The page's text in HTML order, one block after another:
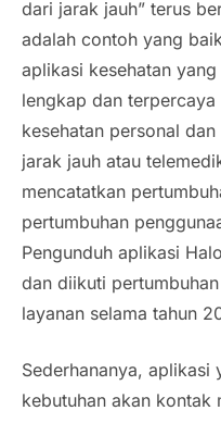
dari jarak jauh” terus
adalah contoh yang
aplikasi kesehatan
lengkap dan
kesehatan personal
jarak jauh atau
mencatatkan
pertumbuhan
Pengunduh aplikasi
dan diikuti
layanan selama tahun
Sederhananya, aplikasi
kebutuhan akan kontak